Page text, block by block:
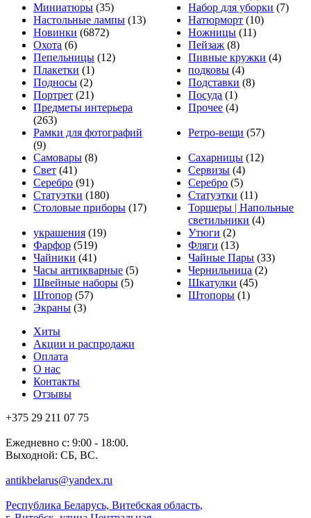
Миниатюры (35) Набор для уборки (7)
Настольные лампы (13) Натюрморт (10)
Новинки (6872) Ножницы (11)
Охота (6) Пейзаж (8)
Пепельницы (12) Пивные кружки (4)
Плакетки (1) подковы (4)
Подносы (2) Подставки (8)
Портрет (21) Посуда (1)
Предметы интерьера
(263)
Прочее (4)
Рамки для фотографий
(9)
Ретро-вещи (57)
Самовары (8) Сахарницы (12)
Свет (41) Сервизы (4)
Серебро (91) Серебро (5)
Статуэтки (180) Статуэтки (11)
Столовые приборы (17)
Торшеры | Напольные
светильники (4)
украшения (19) Утюги (2)
Фарфор (519) Фляги (13)
Чайники (41) Чайные Пары (33)
Часы антикварные (5) Чернильница (2)
Швейные наборы (5) Шкатулки (45)
Штопор (57) Штопоры (1)
Экраны (3)
Хиты
Акции и распродажи
Оплата
О нас
Контакты
Отзывы
+375 29 211 07 75
Ежедневно с: 9:00 - 18:00.
Выходной: СБ, ВС.
antikbelarus@yandex.ru
Республика Беларусь, Витебская область,